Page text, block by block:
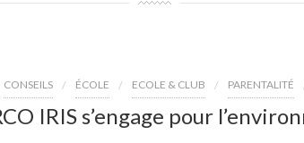
CONSEILS ÉCOLE ECOLE & CLUB PARENTALITÉ
IRIS s’engage pour